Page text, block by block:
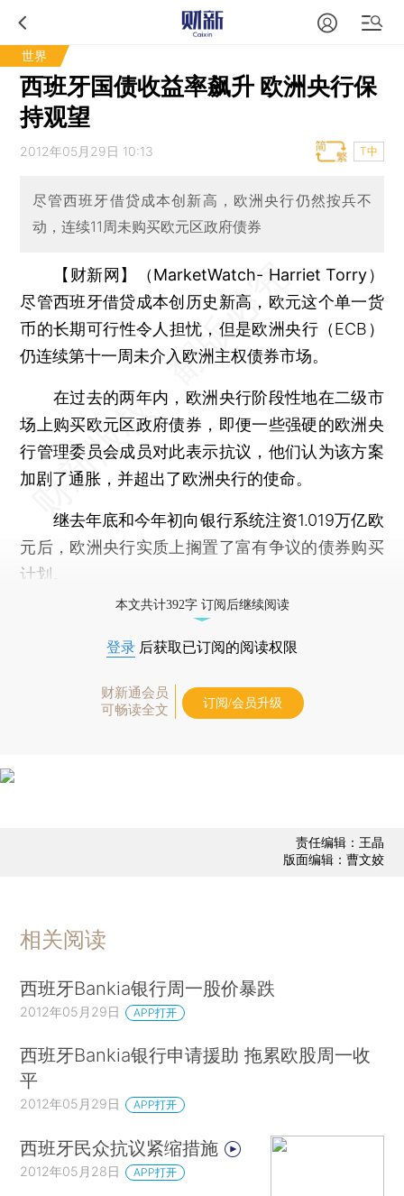
世界
西班牙国债收益率飙升 欧洲央行保
持观望
2012年05月29日 10:13 T中
尽管西班牙借贷成本创新高，欧洲央行仍然按兵不
动，连续11周未购买欧元区政府债券
【财新网】（MarketWatch- Harriet Torry）
尽管西班牙借贷成本创历史新高，欧元这个单一货
币的长期可行性令人担忧，但是欧洲央行（ECB）
仍连续第十一周未介入欧洲主权债券市场。
在过去的两年内，欧洲央行阶段性地在二级市
场上购买欧元区政府债券，即便一些强硬的欧洲央
行管理委员会成员对此表示抗议，他们认为该方案
加剧了通胀，并超出了欧洲央行的使命。
继去年底和今年初向银行系统注资1.019万亿欧
元后，欧洲央行实质上搁置了富有争议的债券购买
计划。
本文共计392字 订阅后继续阅读
登录 后获取已订阅的阅读权限
财新通会员
可畅读全文
订阅/会员升级
责任编辑：王晶
版面编辑：曹文姣
相关阅读
西班牙Bankia银行周一股价暴跌
2012年05月29日 APP打开
西班牙Bankia银行申请援助 拖累欧股周一收
平
2012年05月29日 APP打开
西班牙民众抗议紧缩措施
2012年05月28日 APP打开